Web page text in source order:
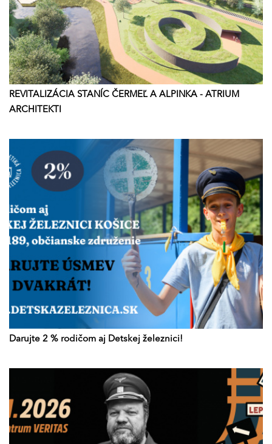
REVITALIZÁCIA STANÍC ČERMEĽ A ALPINKA - ATRIUM
ARCHITEKTI
Darujte 2 % rodičom aj Detskej železnici!